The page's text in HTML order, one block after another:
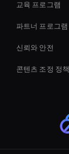
교육 프로그램
파트너 프로그램
신뢰와 안전
콘텐츠 조정 정책